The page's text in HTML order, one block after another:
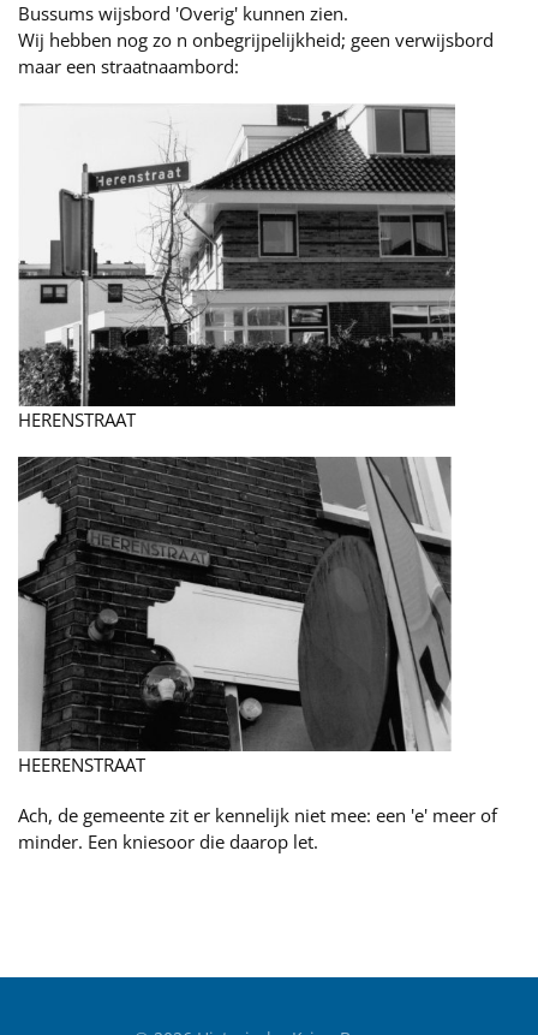
Bussums wijsbord 'Overig' kunnen zien.
Wij hebben nog zo n onbegrijpelijkheid; geen verwijsbord
maar een straatnaambord:
HERENSTRAAT
HEERENSTRAAT
Ach, de gemeente zit er kennelijk niet mee: een 'e' meer of
minder. Een kniesoor die daarop let.